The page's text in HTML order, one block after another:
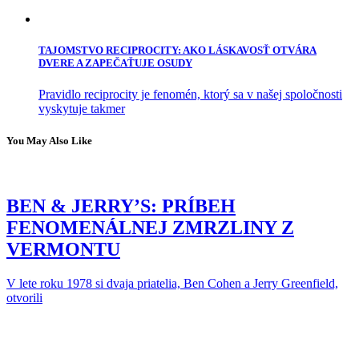
TAJOMSTVO RECIPROCITY: AKO LÁSKAVOSŤ OTVÁRA
DVERE A ZAPEČAŤUJE OSUDY
Pravidlo reciprocity je fenomén, ktorý sa v našej spoločnosti
vyskytuje takmer
You May Also Like
BEN & JERRY’S: PRÍBEH
FENOMENÁLNEJ ZMRZLINY Z
VERMONTU
V lete roku 1978 si dvaja priatelia, Ben Cohen a Jerry Greenfield,
otvorili